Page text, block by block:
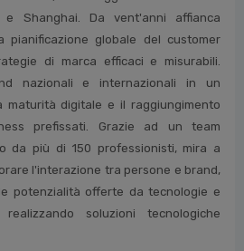
e Shanghai. Da vent'anni affianca
globale del customer
di marca efficaci e misurabili.
nazionali e internazionali in un
maturità digitale e il raggiungimento
prefissati. Grazie ad un team
da più di 150 professionisti, mira a
l'interazione tra persone e brand,
potenzialità offerte da tecnologie e
soluzioni tecnologiche